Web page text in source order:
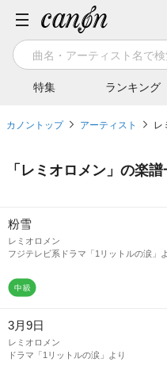
特集 ランキング
カノントップ アーティスト レ
「 レミオロメン 」の楽
粉雪
レミオロメン
フジテレビ系ドラマ「1リットルの涙」
3月9日
レミオロメン
ドラマ「1リットルの涙」より